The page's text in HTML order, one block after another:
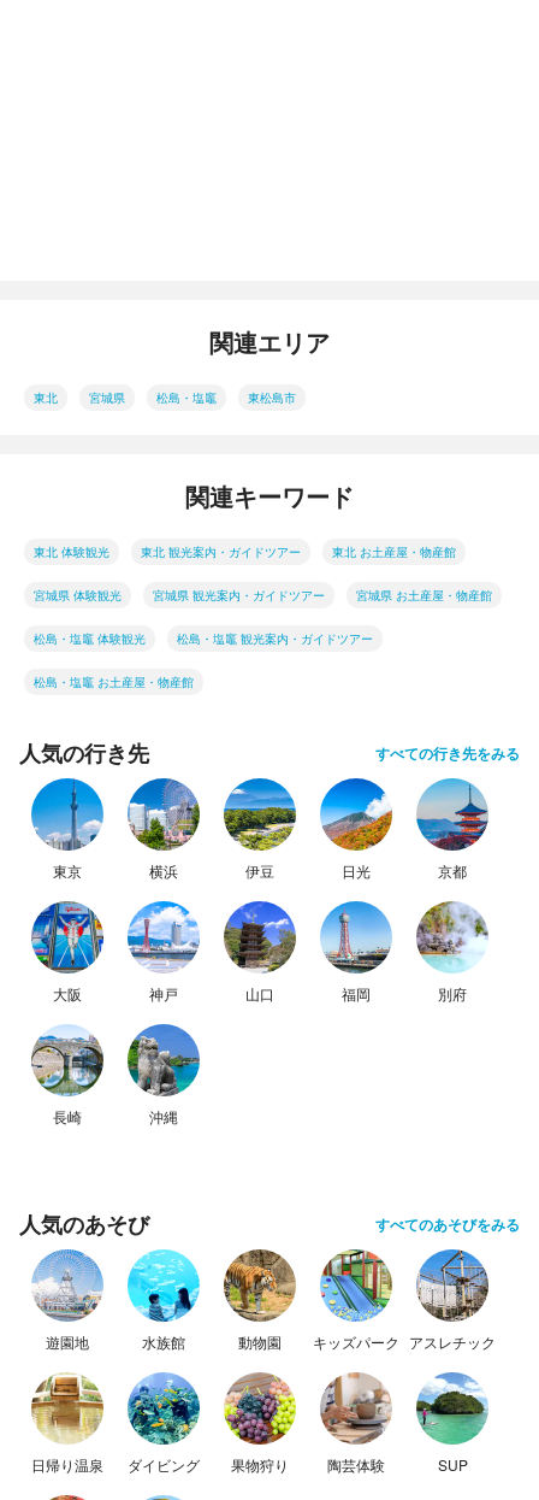
関連エリア
東北 宮城県 松島・塩竈 東松島市
関連キーワード
東北 体験観光 東北 観光案内・ガイドツアー 東北 お土産屋・物産館
宮城県 体験観光 宮城県 観光案内・ガイドツアー 宮城県 お土産屋・物産館
松島・塩竈 体験観光 松島・塩竈 観光案内・ガイドツアー
松島・塩竈 お土産屋・物産館
人気の行き先 すべての行き先をみる
東京 横浜 伊豆 日光 京都
大阪 神戸 山口 福岡 別府
長崎 沖縄
人気のあそび すべてのあそびをみる
遊園地 水族館 動物園 キッズパーク アスレチック
日帰り温泉 ダイビング 果物狩り 陶芸体験 SUP